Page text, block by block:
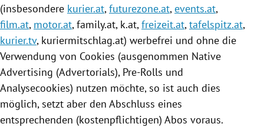
(insbesondere kurier.at, futurezone.at, events.at,
film.at, motor.at, family.at, k.at, freizeit.at, tafelspitz.at,
kurier.tv, kuriermitschlag.at) werbefrei und ohne die
Verwendung von Cookies (ausgenommen Native
Advertising (Advertorials), Pre-Rolls und
Analysecookies) nutzen möchte, so ist auch dies
möglich, setzt aber den Abschluss eines
entsprechenden (kostenpflichtigen) Abos voraus.